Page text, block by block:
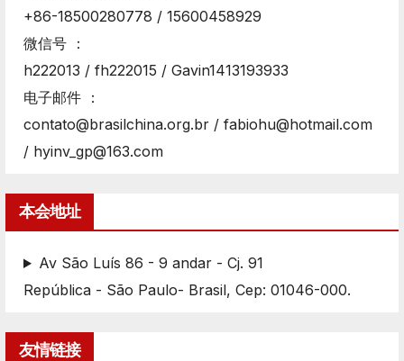
+86-18500280778 / 15600458929
微信号 ：
h222013 / fh222015 / Gavin1413193933
电子邮件 ：
contato@brasilchina.org.br / fabiohu@hotmail.com
/ hyinv_gp@163.com
本会地址
Av São Luís 86 - 9 andar - Cj. 91
República - São Paulo- Brasil, Cep: 01046-000.
友情链接